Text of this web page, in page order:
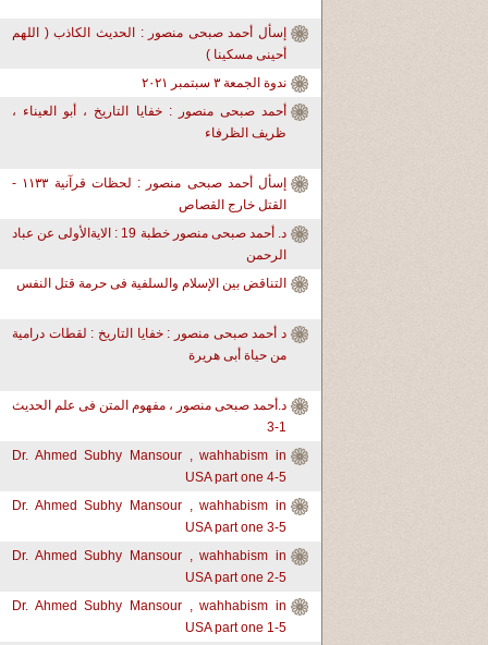
إسأل أحمد صبحى منصور : الحديث الكاذب ( اللهم
أحينى مسكينا )
ندوة الجمعة ٣ سبتمبر ٢٠٢١
أحمد صبحى منصور : خفايا التاريخ ، أبو العيناء ،
ظريف الظرفاء
إسأل أحمد صبحى منصور : لحظات قرآنية ١١٣٣ -
القتل خارج القصاص
د. أحمد صبحى منصور خطبة 19 : الايةالأولى عن عباد
الرحمن
التناقض بين الإسلام والسلفية فى حرمة قتل النفس
د أحمد صبحى منصور : خفايا التاريخ : لقطات درامية
من حياة أبى هريرة
د.أحمد صبحى منصور ، مفهوم المتن فى علم الحديث
1-3
Dr. Ahmed Subhy Mansour , wahhabism in
USA part one 4-5
Dr. Ahmed Subhy Mansour , wahhabism in
USA part one 3-5
Dr. Ahmed Subhy Mansour , wahhabism in
USA part one 2-5
Dr. Ahmed Subhy Mansour , wahhabism in
USA part one 1-5